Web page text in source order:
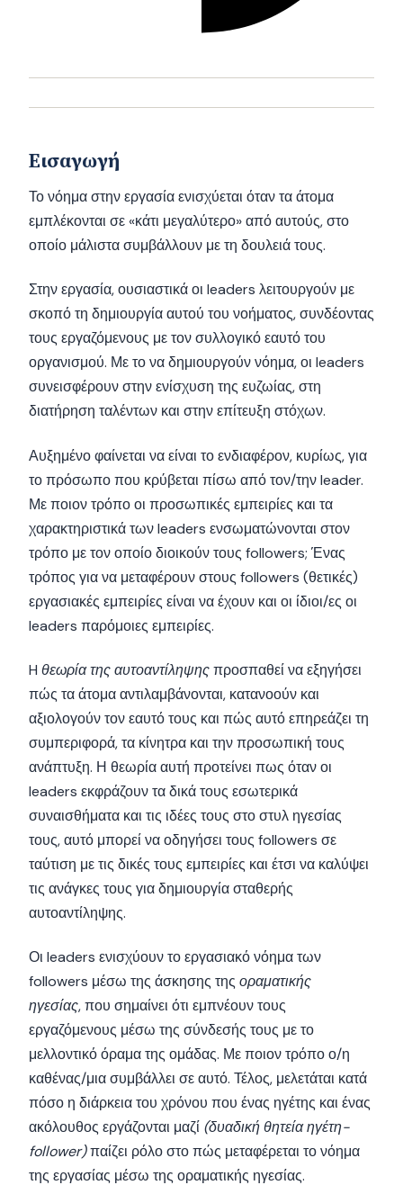
Εισαγωγή
Το νόημα στην εργασία ενισχύεται όταν τα άτομα
εμπλέκονται σε «κάτι μεγαλύτερο» από αυτούς, στο
οποίο μάλιστα συμβάλλουν με τη δουλειά τους.
Στην εργασία, ουσιαστικά οι leaders λειτουργούν με
σκοπό τη δημιουργία αυτού του νοήματος, συνδέοντας
τους εργαζόμενους με τον συλλογικό εαυτό του
οργανισμού. Με το να δημιουργούν νόημα, οι leaders
συνεισφέρουν στην ενίσχυση της ευζωίας, στη
διατήρηση ταλέντων και στην επίτευξη στόχων.
Αυξημένο φαίνεται να είναι το ενδιαφέρον, κυρίως, για
το πρόσωπο που κρύβεται πίσω από τον/την leader.
Με ποιον τρόπο οι προσωπικές εμπειρίες και τα
χαρακτηριστικά των leaders ενσωματώνονται στον
τρόπο με τον οποίο διοικούν τους followers; Ένας
τρόπος για να μεταφέρουν στους followers (θετικές)
εργασιακές εμπειρίες είναι να έχουν και οι ίδιοι/ες οι
leaders παρόμοιες εμπειρίες.
H θεωρία της αυτοαντίληψηςπροσπαθεί να εξηγήσει
πώς τα άτομα αντιλαμβάνονται, κατανοούν και
αξιολογούν τον εαυτό τους και πώς αυτό επηρεάζει τη
συμπεριφορά, τα κίνητρα και την προσωπική τους
ανάπτυξη. Η θεωρία αυτή προτείνει πως όταν οι
leaders εκφράζουν τα δικά τους εσωτερικά
συναισθήματα και τις ιδέες τους στο στυλ ηγεσίας
τους, αυτό μπορεί να οδηγήσει τους followers σε
ταύτιση με τις δικές τους εμπειρίες και έτσι να καλύψει
τις ανάγκες τους για δημιουργία σταθερής
αυτοαντίληψης.
Οι leaders ενισχύουν το εργασιακό νόημα των
followers μέσω της άσκησης της οραματικής
ηγεσίας, που σημαίνει ότι εμπνέουν τους
εργαζόμενους μέσω της σύνδεσής τους με το
μελλοντικό όραμα της ομάδας. Με ποιον τρόπο ο/η
καθένας/μια συμβάλλει σε αυτό. Τέλος, μελετάται κατά
πόσο η διάρκεια του χρόνου που ένας ηγέτης και ένας
ακόλουθος εργάζονται μαζί (δυαδική θητεία ηγέτη-
follower)παίζει ρόλο στο πώς μεταφέρεται το νόημα
της εργασίας μέσω της οραματικής ηγεσίας.